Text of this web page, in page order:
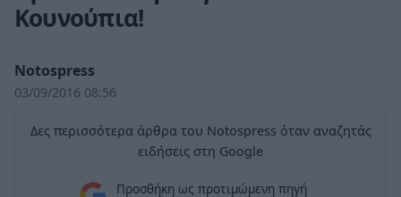
Κουνούπια!
Notospress
03/09/2016 08:56
Δες περισσότερα άρθρα του Notospress όταν αναζητάς
ειδήσεις στη Google
Προσθήκη ως προτιμώμενη πηγή